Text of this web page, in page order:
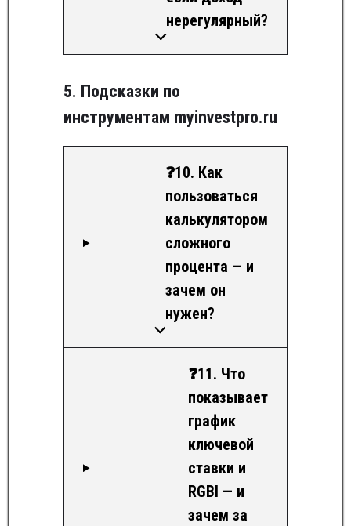
нерегулярный?
5. Подсказки по
инструментам myinvestpro.ru
❓10. Как
пользоваться
калькулятором
сложного
процента — и
зачем он
нужен?
❓11. Что
показывает
график
ключевой
ставки и
RGBI — и
зачем за